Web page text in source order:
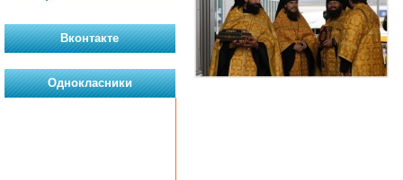
Вконтакте
Однокласники